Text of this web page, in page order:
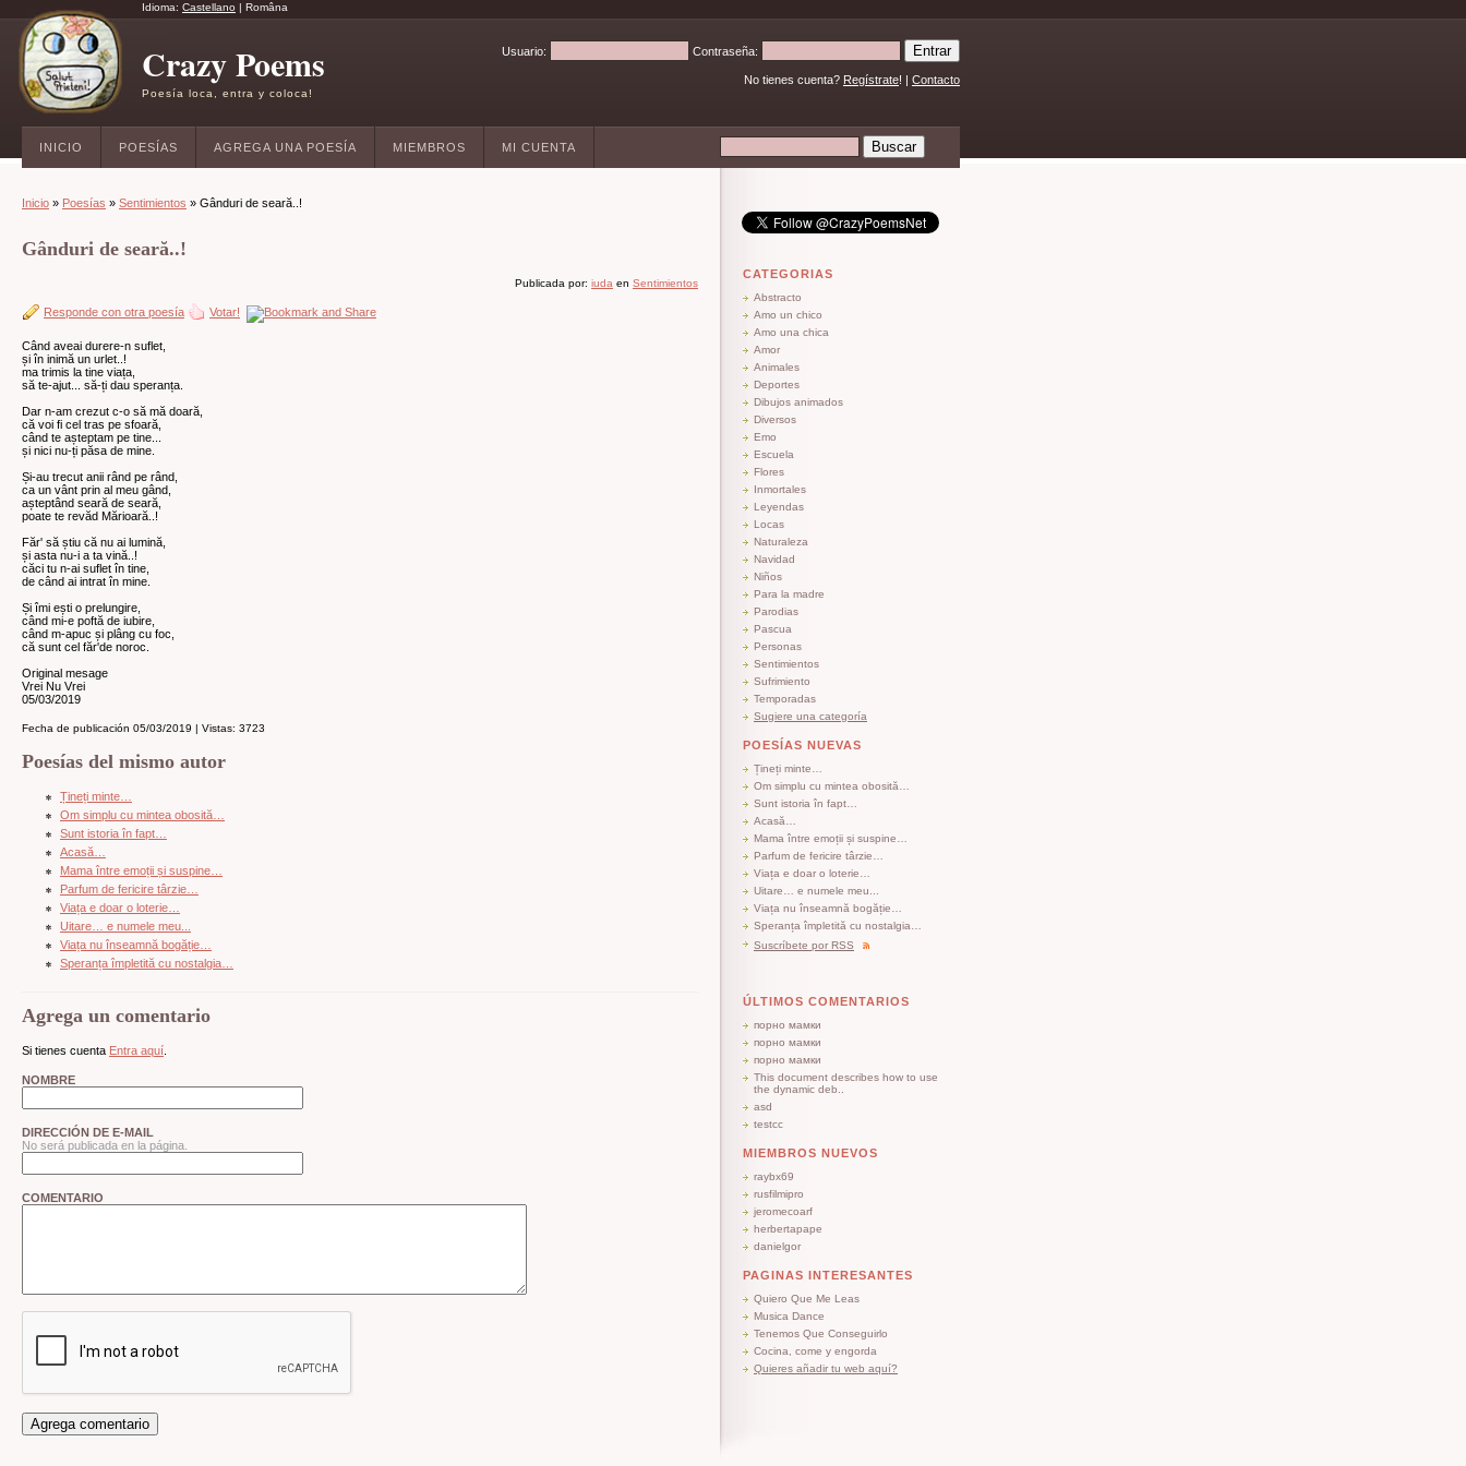
Idioma: Castellano | Româna
Crazy Poems
Poesía loca, entra y coloca!
Usuario: Contraseña:
No tienes cuenta? Regístrate! | Contacto
INICIO POESÍAS AGREGA UNA POESÍA MIEMBROS MI CUENTA
Inicio » Poesías » Sentimientos » Gânduri de seară..!
Gânduri de seară..!
Publicada por: iuda en Sentimientos
Responde con otra poesía Votar!
Când aveai durere-n suflet,
și în inimă un urlet..!
ma trimis la tine viața,
să te-ajut... să-ți dau speranța.
Dar n-am crezut c-o să mă doară,
că voi fi cel tras pe sfoară,
când te așteptam pe tine...
și nici nu-ți păsa de mine.
Și-au trecut anii rând pe rând,
ca un vânt prin al meu gând,
așteptând seară de seară,
poate te revăd Mărioară..!
Făr' să știu că nu ai lumină,
și asta nu-i a ta vină..!
căci tu n-ai suflet în tine,
de când ai intrat în mine.
Și îmi ești o prelungire,
când mi-e poftă de iubire,
când m-apuc și plâng cu foc,
că sunt cel făr'de noroc.
Original mesage
Vrei Nu Vrei
05/03/2019
Fecha de publicación 05/03/2019 | Vistas: 3723
Poesías del mismo autor
Țineți minte…
Om simplu cu mintea obosită…
Sunt istoria în fapt…
Acasă…
Mama între emoții și suspine…
Parfum de fericire târzie…
Viața e doar o loterie…
Uitare… e numele meu...
Viața nu înseamnă bogăție…
Speranța împletită cu nostalgia…
Agrega un comentario
Si tienes cuenta Entra aquí
NOMBRE
DIRECCIÓN DE E-MAIL
No será publicada en la página.
COMENTARIO
CATEGORIAS
Abstracto
Amo un chico
Amo una chica
Amor
Animales
Deportes
Dibujos animados
Diversos
Emo
Escuela
Flores
Inmortales
Leyendas
Locas
Naturaleza
Navidad
Niños
Para la madre
Parodias
Pascua
Personas
Sentimientos
Sufrimiento
Temporadas
Sugiere una categoría
POESÍAS NUEVAS
Țineți minte…
Om simplu cu mintea obosită…
Sunt istoria în fapt…
Acasă…
Mama între emoții și suspine…
Parfum de fericire târzie…
Viața e doar o loterie…
Uitare… e numele meu...
Viața nu înseamnă bogăție…
Speranța împletită cu nostalgia…
Suscríbete por RSS
ÚLTIMOS COMENTARIOS
порно мамки
порно мамки
порно мамки
This document describes how to use
the dynamic deb..
asd
testcc
MIEMBROS NUEVOS
raybx69
rusfilmipro
jeromecoarf
herbertapape
danielgor
PAGINAS INTERESANTES
Quiero Que Me Leas
Musica Dance
Tenemos Que Conseguirlo
Cocina, come y engorda
Quieres añadir tu web aquí?